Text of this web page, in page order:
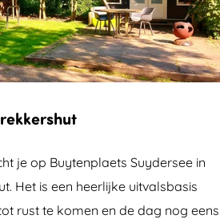
je op Buytenplaets Suydersee in
Het is een heerlijke uitvalsbasis
rust te komen en de dag nog eens